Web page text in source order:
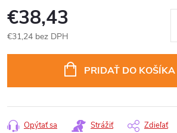
€38,43
€31,24 bez DPH
PRIDAŤ DO KOŠÍKA
Opýtať sa Strážiť Zdieľať